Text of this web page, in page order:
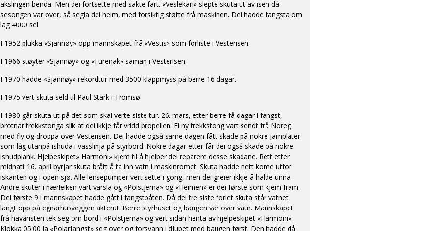
akslingen benda. Men dei fortsette med sakte fart. «Veslekari» slepte skuta ut av isen då
sesongen var over, så segla dei heim, med forsiktig støtte frå maskinen. Dei hadde fangsta om
lag 4000 sel.
I 1952 plukka «Sjannøy» opp mannskapet frå «Vestis» som forliste i Vesterisen.
I 1966 støyter «Sjannøy» og «Furenak» saman i Vesterisen.
I 1970 hadde «Sjannøy» rekordtur med 3500 klappmyss på berre 16 dagar.
I 1975 vert skuta seld til Paul Stark i Tromsø
I 1980 går skuta ut på det som skal verte siste tur. 26. mars, etter berre få dagar i fangst,
brotnar trekkstonga slik at dei ikkje får vridd propellen. Ei ny trekkstong vart sendt frå Noreg
med fly og droppa over Vesterisen. Dei hadde også same dagen fått skade på nokre jarnplater
som låg utanpå ishuda i vasslinja på styrbord. Nokre dagar etter får dei også skade på nokre
ishudplank. Hjelpeskipet» Harmoni» kjem til å hjelper dei reparere desse skadane. Rett etter
midnatt 16. april byrjar skuta brått å ta inn vatn i maskinromet. Skuta hadde nett kome utfor
iskanten og i open sjø. Alle lensepumper vert sette i gong, men dei greier ikkje å halde unna.
Andre skuter i nærleiken vart varsla og «Polstjerna» og «Heimen» er dei første som kjem fram.
Dei første 9 i mannskapet hadde gått i fangstbåten. Då dei tre siste forlet skuta står vatnet
langt opp på egnarhusveggen akterut. Berre styrhuset og baugen var over vatn. Mannskapet
frå havaristen tek seg om bord i «Polstjerna» og vert sidan henta av hjelpeskipet «Harmoni».
Klokka 05.00 la «Polarfangst» seg over og forsvann i djupet med baugen først. Den hadde då